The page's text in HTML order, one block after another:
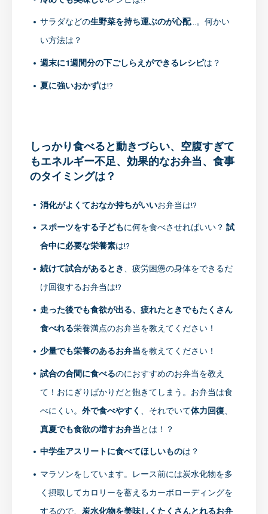
サラダなどの生野菜を持ち運ぶのが心配…。何かい
い方法は？
週末に1週間分の下ごしらえができるレシピは？
夏に強いおかずは!?
しっかり食べると動きづらい、空腹すぎて
もエネルギー不足、効果的なお弁当、食事
のタイミングは？
消化がよくておなか持ちがいいお弁当は!?
スポーツをする子どもに何を食べさせればいい？ 試
合中に必要な栄養素は!?
続けて試合があるとき
、疲労困憊の身体をできるだ
け回復するお弁当は!?
走った後でも食欲が出る、疲れたときでもたくさん
食べれる栄養満点のお弁当を教えてください！
少量でも栄養のあるお弁当を教えてください！
試合の合間に食べるのにおすすめのお弁当を教え
て！おにぎりばかりだと飽きてしまう。お弁当は食
べにくい。外で食べやすく 、それでいて体力回復
真夏でも食欲の増すお弁当とは！？
中学生アスリートに食べてほしいものは？
マラソンをしています。レース前には炭水化物を多
く摂取してカロリーを蓄えるカーボローディングを
するので、炭水化物を美味しくたくさんとれるお弁